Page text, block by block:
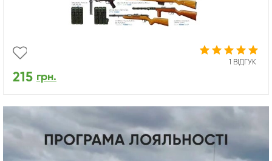
1 ВІДГУК
215 грн.